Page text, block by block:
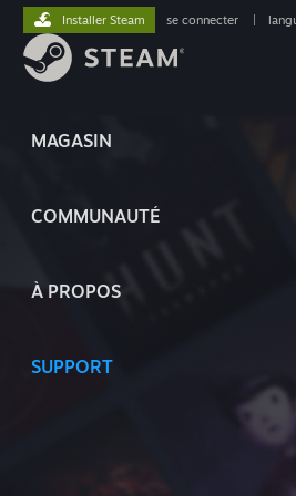
MAGASIN
COMMUNAUTÉ
À PROPOS
SUPPORT
Installer Steam se connecter